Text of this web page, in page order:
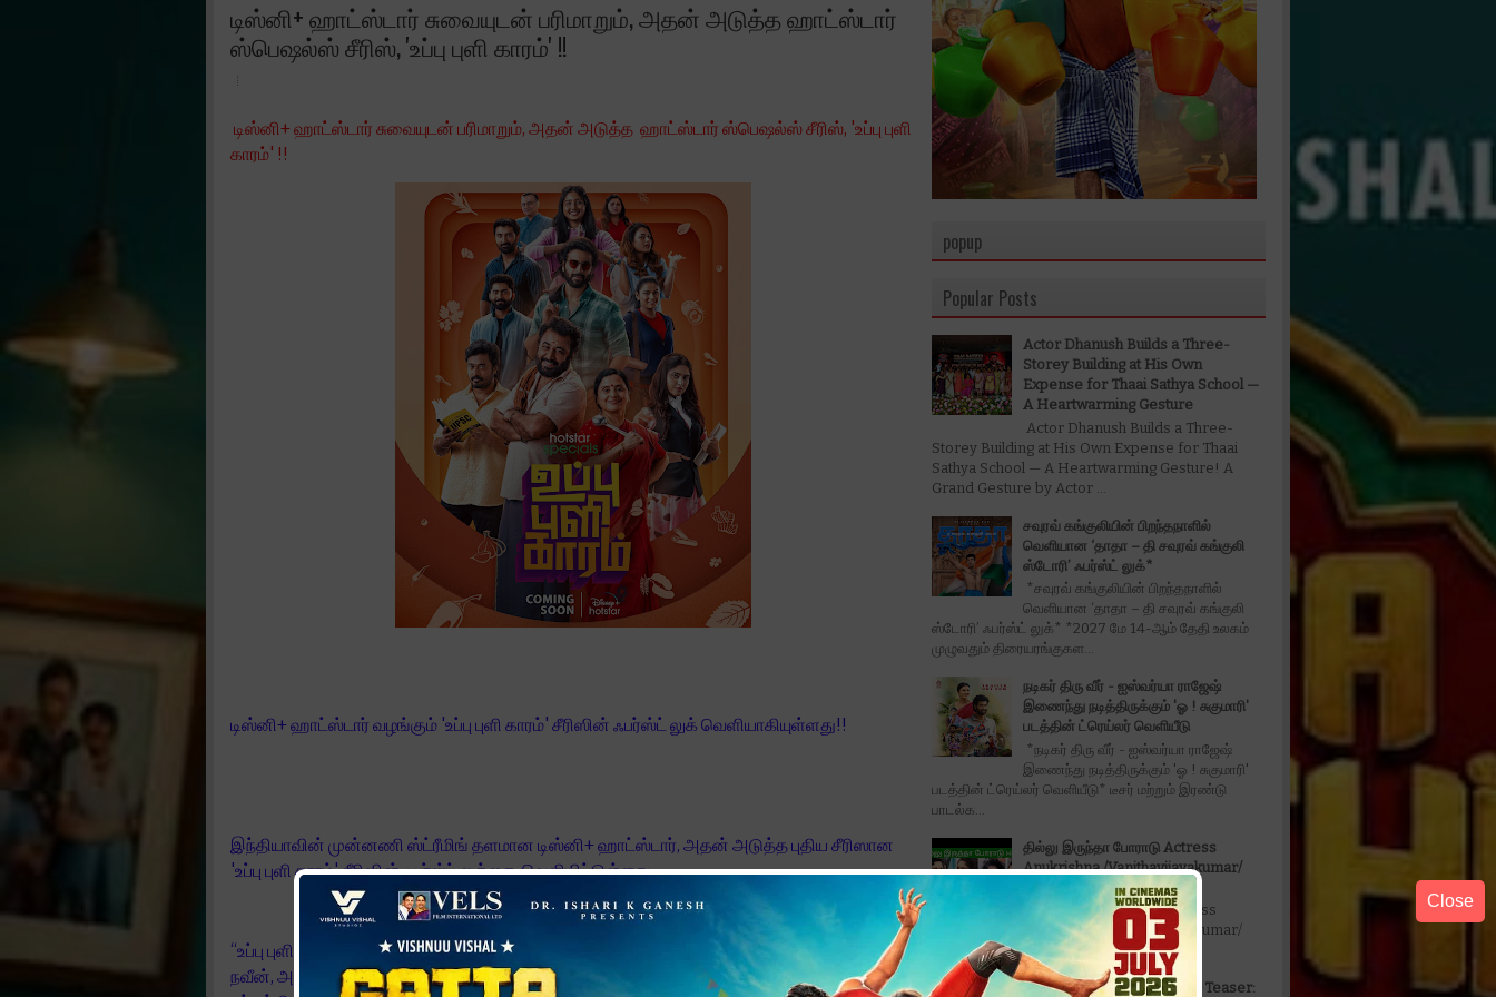
டிஸ்னி+ ஹாட்ஸ்டார் சுவையுடன் பரிமாறும், அதன் அடுத்த ஹாட்ஸ்டார்
ஸ்பெஷல்ஸ் சீரிஸ், 'உப்பு புளி காரம்' !!
டிஸ்னி+ ஹாட்ஸ்டார் சுவையுடன் பரிமாறும், அதன் அடுத்த ஹாட்ஸ்டார் ஸ்பெஷல்ஸ் சீரிஸ், 'உப்பு புளி
காரம்' !!
டிஸ்னி+ ஹாட்ஸ்டார் வழங்கும் 'உப்பு புளி காரம்' சீரிஸின் ஃபர்ஸ்ட் லுக் வெளியாகியுள்ளது!!
இந்தியாவின் முன்னணி ஸ்ட்ரீமிங் தளமான டிஸ்னி+ ஹாட்ஸ்டார், அதன் அடுத்த புதிய சீரிஸான
'உப்பு புளி காரம்' சீரிஸின் ஃபர்ஸ்ட் லுக்கை வெளியிட்டுள்ளது.
“உப்பு புளி காரம்” ஹாட்ஸ்டார் ஸ்பெஷல்ஸ் சீரிஸில், நடிகர்கள் பொன்வண்ணன், வனிதா, ஆயிஷா,
நவீன், அஷ்வினி, தீபிகா, கிருஷ்ணா, ஃபரினா மற்றும் ராஜ் அய்யப்பா உள்ளிட்ட பெரும்
popup
Close
Popular Posts
Actor Dhanush Builds a Three-
Storey Building at His Own
Expense for Thaai Sathya School —
A Heartwarming Gesture
Actor Dhanush Builds a Three-
Storey Building at His Own Expense for Thaai
Sathya School — A Heartwarming Gesture! A
Grand Gesture by Actor ...
சவுரவ் கங்குலியின் பிறந்தநாளில்
வெளியான ‘தாதா – தி சவுரவ் கங்குலி
ஸ்டோரி’ ஃபர்ஸ்ட் லுக்*
*சவுரவ் கங்குலியின் பிறந்தநாளில்
வெளியான ‘தாதா – தி சவுரவ் கங்குலி
ஸ்டோரி’ ஃபர்ஸ்ட் லுக்* *2027 மே 14-ஆம் தேதி உலகம்
முழுவதும் திரையரங்குகள...
நடிகர் திரு வீர் - ஐஸ்வர்யா ராஜேஷ்
இணைந்து நடித்திருக்கும் 'ஓ ! சுகுமாரி'
படத்தின் ட்ரெய்லர் வெளியீடு
*நடிகர் திரு வீர் - ஐஸ்வர்யா ராஜேஷ்
இணைந்து நடித்திருக்கும் 'ஓ ! சுகுமாரி'
படத்தின் ட்ரெய்லர் வெளியீடு* டீசர் மற்றும் இரண்டு
பாடல்க...
தில்லு இருந்தா போராடு Actress
Anukrishna /Vanithavijayakumar/
Karthikdoss/
தில்லு இருந்தா போராடு Actress
Anukrishna /Vanithavijayakumar/
Karthikdoss/
Don't Trouble The Trouble Teaser: